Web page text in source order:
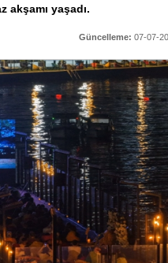
yaşadı.
Güncelleme: 07-07-